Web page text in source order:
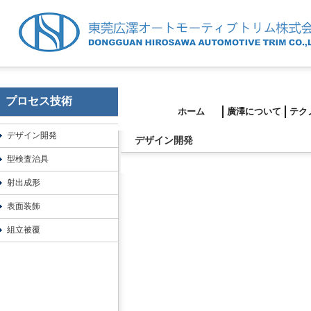
ホーム 廣澤について テク
プロセス技術
デザイン開発
型検査治具
射出成形
表面装飾
組立被覆
デザイン開発